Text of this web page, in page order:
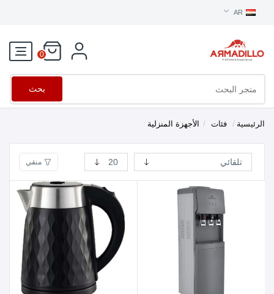
AR
0
بحث
الرئيسية / فئات / الأجهزة المنزلية
منقي